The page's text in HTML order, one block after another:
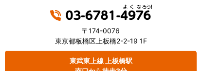
〒174-0076
東京都板橋区上板橋2-2-19 1F
東武東上線 上板橋駅